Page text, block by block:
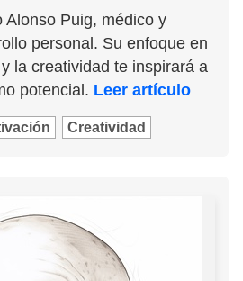
Alonso Puig, médico y
personal. Su enfoque en
la creatividad te inspirará a
potencial. Leer artículo
Creatividad